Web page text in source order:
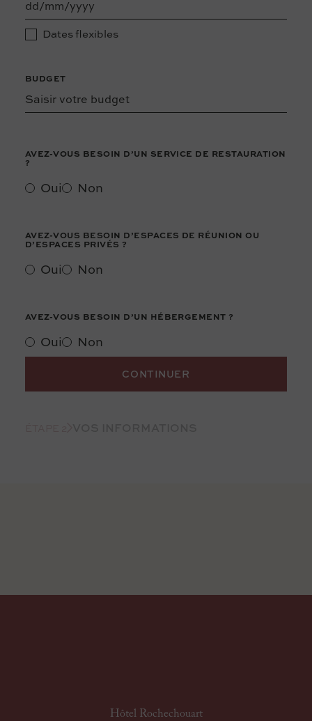
Dates flexibles
BUDGET
AVEZ-VOUS BESOIN D’UN SERVICE DE RESTAURATION
?
Oui Non
AVEZ-VOUS BESOIN D’ESPACES DE RÉUNION OU
D’ESPACES PRIVÉS ?
Oui Non
AVEZ-VOUS BESOIN D’UN HÉBERGEMENT ?
Oui Non
CONTINUER
Hôtel Rochechouart